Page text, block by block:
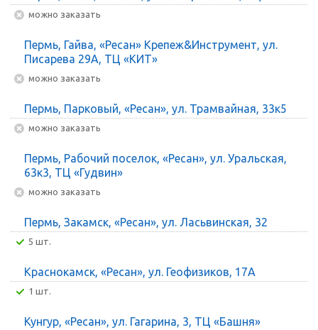
Можно заказать
Пермь, Гайва, «Ресан» Крепеж&Инструмент, ул.
Писарева 29А, ТЦ «КИТ»
Можно заказать
Пермь, Парковый, «Ресан», ул. Трамвайная, 33к5
Можно заказать
Пермь, Рабочий поселок, «Ресан», ул. Уральская,
63к3, ТЦ «Гудвин»
Можно заказать
Пермь, Закамск, «Ресан», ул. Ласьвинская, 32
5 шт.
Краснокамск, «Ресан», ул. Геофизиков, 17А
1 шт.
Кунгур, «Ресан», ул. Гагарина, 3, ТЦ «Башня»